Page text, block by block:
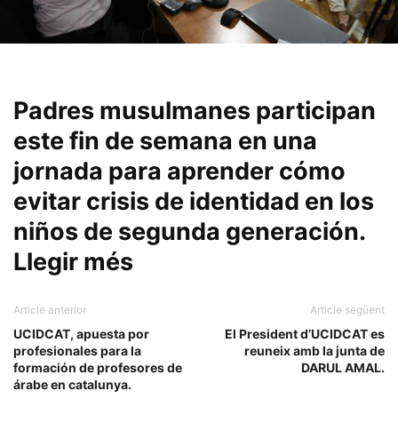
Padres musulmanes participan
este fin de semana en una
jornada para aprender cómo
evitar crisis de identidad en los
niños de segunda generación.
Llegir més
Article anterior
UCIDCAT, apuesta por
profesionales para la
formación de profesores de
árabe en catalunya.
Article següent
El President d’UCIDCAT es
reuneix amb la junta de
DARUL AMAL.